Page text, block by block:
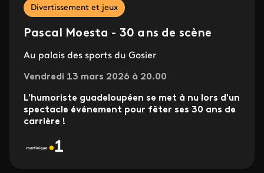
Divertissement et jeux
Pascal Moesta - 30 ans de scène
Au palais des sports du Gosier
Vendredi 13 mars 2026 à 20.00
L'humoriste guadeloupéen se met à nu lors d'un
spectacle événement pour fêter ses 30 ans de
carrière !